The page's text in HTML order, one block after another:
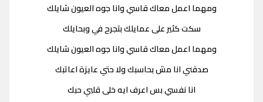
ومهما اعمل معاك قاسي وانا جوه العيون شايلك
سكت كثير على عمايلك بتجرح في وبحايلك
ومهما اعمل معاك قاسي وانا جوه العيون شايلك
صدقني انا مش بحاسبك ولا حتي عايزة اعاتبك
انا نفسي بس اعرف ايه خلى قلبي حبك